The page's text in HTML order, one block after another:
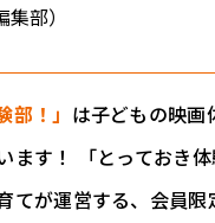
部）
部！」 は子どもの映画
ます！ 「とっておき
てが運営する、会員限